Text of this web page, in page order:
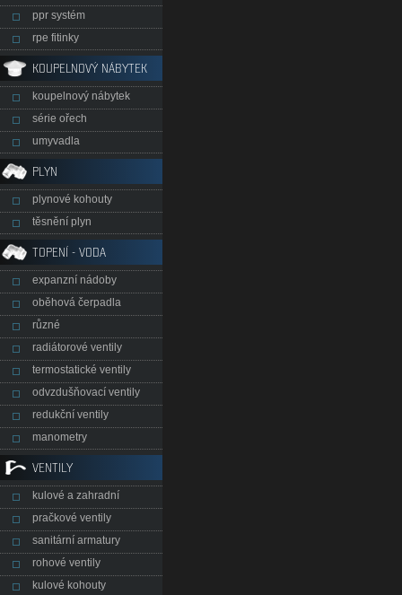
ppr systém
rpe fitinky
KOUPELNOVÝ NÁBYTEK
koupelnový nábytek
série ořech
umyvadla
PLYN
plynové kohouty
těsnění plyn
TOPENÍ - VODA
expanzní nádoby
oběhová čerpadla
různé
radiátorové ventily
termostatické ventily
odvzdušňovací ventily
redukční ventily
manometry
VENTILY
kulové a zahradní
pračkové ventily
sanitární armatury
rohové ventily
kulové kohouty